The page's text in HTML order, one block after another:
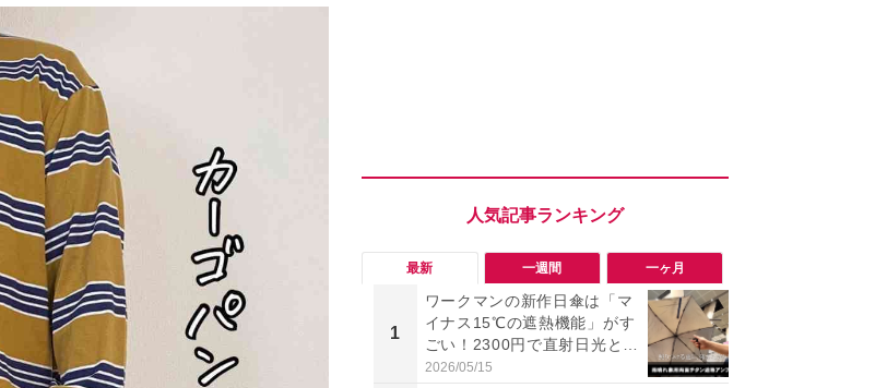
最新 一週間 一ヶ月
1
ワークマンの新作日傘は「マ
イナス15℃の遮熱機能」がす
ごい！2300円で直射日光と路
面熱をダブルでガード
2026/05/15